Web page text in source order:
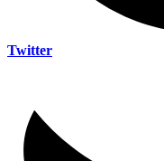
Twitter